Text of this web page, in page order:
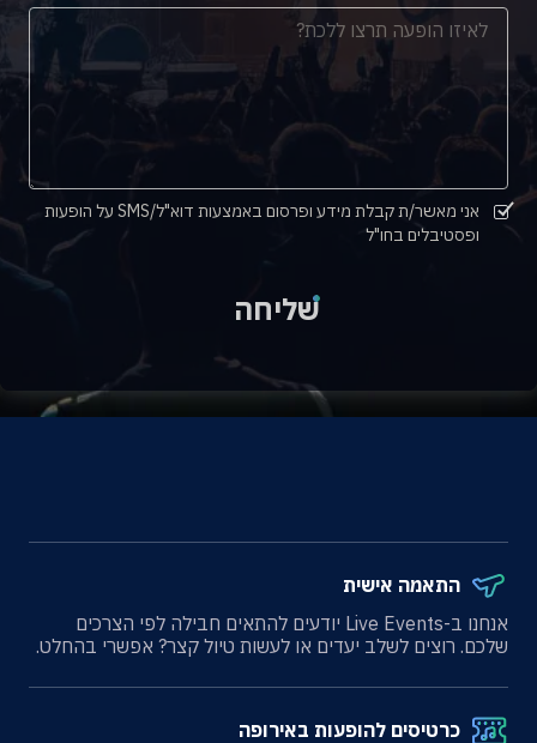
אני מאשר/ת קבלת מידע ופרסום באמצעות דוא"ל/SMS על הופעות
ופסטיבלים בחו"ל
שליחה
התאמה אישית
אנחנו ב-Live Events יודעים להתאים חבילה לפי הצרכים
שלכם. רוצים לשלב יעדים או לעשות טיול קצר? אפשרי בהחלט.
כרטיסים להופעות באירופה